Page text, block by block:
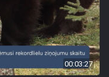
00:03:27